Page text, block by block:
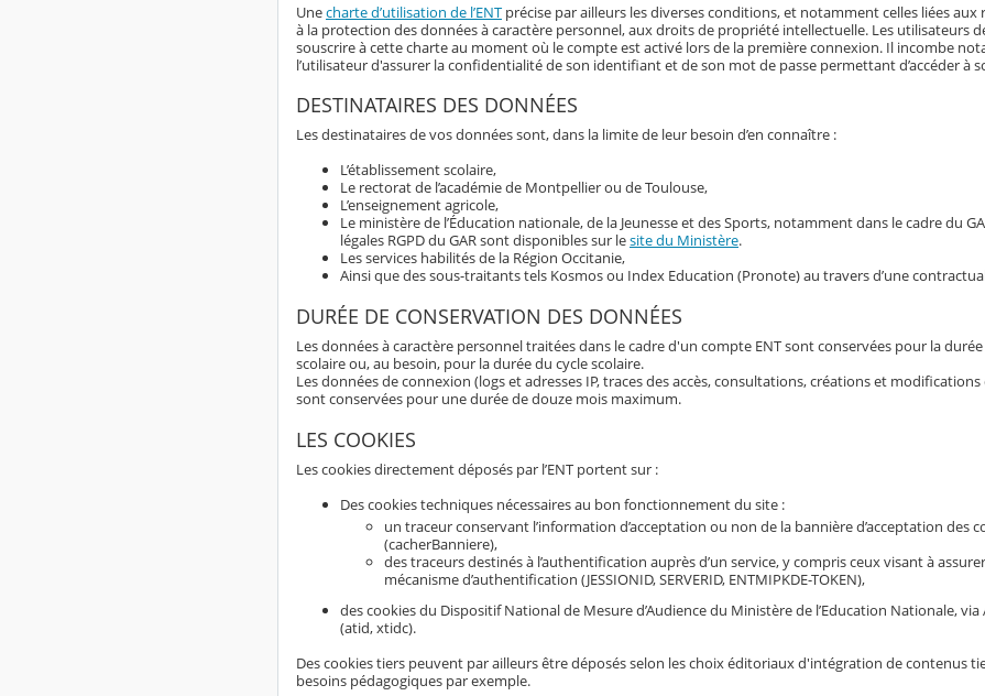
Unecharte d’utilisation de l’ENT précise par ailleurs les diverses conditions, et notamment celles liées aux
à la protection des données à caractère personnel, aux droits de propriété intellectuelle. Les utilisateurs
souscrire à cette charte au moment où le compte est activé lors de la première connexion. Il incombe
l’utilisateur d'assurer la confidentialité de son identifiant et de son mot de passe permettant d’accéder à
DESTINATAIRES DES DONNÉES
Les destinataires de vos données sont, dans la limite de leur besoin d’en connaître :
L’établissement scolaire,
Le rectorat de l’académie de Montpellier ou de Toulouse,
L’enseignement agricole,
Le ministère de l’Éducation nationale, de la Jeunesse et des Sports, notamment dans le cadre du
légales RGPD du GAR sont disponibles sur lesite du Ministère.
Les services habilités de la Région Occitanie,
Ainsi que des sous-traitants tels Kosmos ou Index Education (Pronote) au travers d’une
DURÉE DE CONSERVATION DES DONNÉES
Les données à caractère personnel traitées dans le cadre d'un compte ENT sont conservées pour la durée
scolaire ou, au besoin, pour la durée du cycle scolaire.
Les données de connexion (logs et adresses IP, traces des accès, consultations, créations et
sont conservées pour une durée de douze mois maximum.
LES COOKIES
Les cookies directement déposés par l’ENT portent sur :
Des cookies techniques nécessaires au bon fonctionnement du site :
un traceur conservant l’information d’acceptation ou non de la bannière d’acceptation des
(cacherBanniere),
des traceurs destinés à l’authentification auprès d’un service, y compris ceux visant à
mécanisme d’authentification (JESSIONID, SERVERID, ENTMIPKDE-TOKEN),
des cookies du Dispositif National de Mesure d’Audience du Ministère de l’Education Nationale, via
(atid, xtidc).
Des cookies tiers peuvent par ailleurs être déposés selon les choix éditoriaux d'intégration de contenus
besoins pédagogiques par exemple.